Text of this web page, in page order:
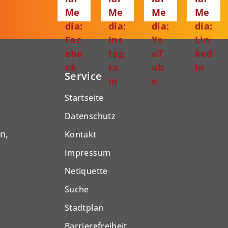
Me
dia:
Fac
ebo
ok
Me
dia:
Ins
tag
ra
m
Me
dia:
Yo
uT
ub
e
Me
dia:
Lin
ked
In
Service
Startseite
Datenschutz
Kontakt
Impressum
Netiquette
Suche
Stadtplan